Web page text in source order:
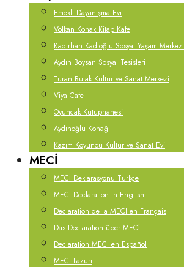
Emekli Dayanışma Evi
Volkan Konak Kitap Kafe
Kadirhan Kadıoğlu Sosyal Yaşam Merkezi
Aydın Boysan Sosyal Tesisleri
Turan Bulak Kültür ve Sanat Merkezi
Viya Cafe
Oyuncak Kütüphanesi
Aydınoğlu Konağı
Kazım Koyuncu Kültür ve Sanat Evi
MECİ
MECİ Deklarasyonu Türkçe
MECI Declaration in English
Declaration de la MECI en Français
Das Declaration über MECİ
Declaration MECI en Español
MECI Lazuri